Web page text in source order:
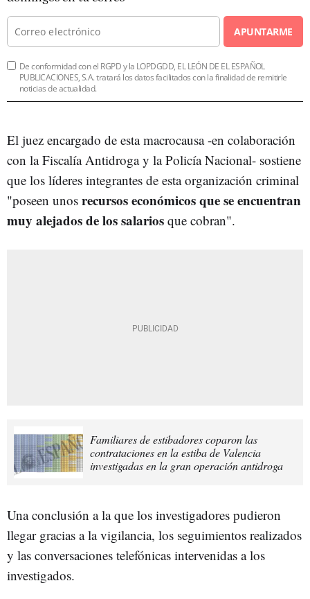
APUNTARME
De conformidad con el RGPD y la LOPDGDD, EL LEÓN DE EL ESPAÑOL
PUBLICACIONES, S.A. tratará los datos facilitados con la finalidad de remitirle
noticias de actualidad.
El juez encargado de esta macrocausa -en colaboración
con la Fiscalía Antidroga y la Policía Nacional- sostiene
que los líderes integrantes de esta organización criminal
"poseen unos recursos económicos que se encuentran
muy alejados de los salarios que cobran".
Familiares de estibadores coparon las
contrataciones en la estiba de Valencia
investigadas en la gran operación antidroga
Una conclusión a la que los investigadores pudieron
llegar gracias a la vigilancia, los seguimientos realizados
y las conversaciones telefónicas intervenidas a los
investigados.